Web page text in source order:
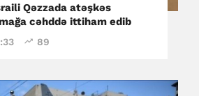
Qəzzada atəşkəs
cəhddə ittiham edib
89